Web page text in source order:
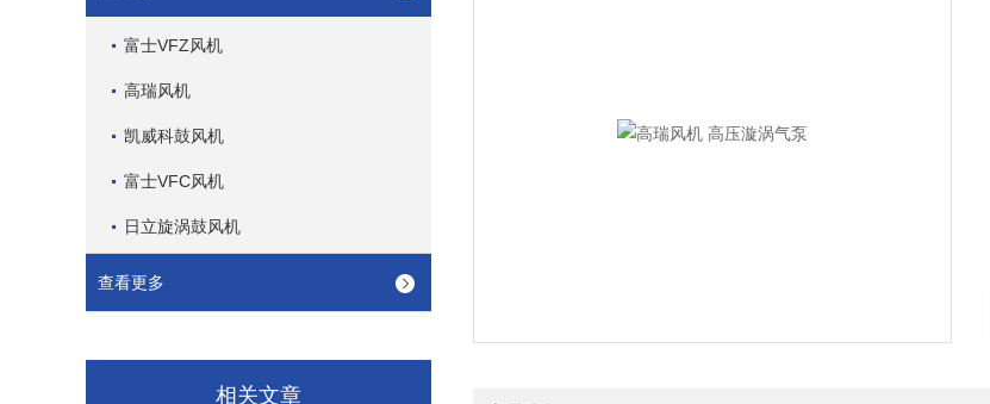
富士VFZ风机
高瑞风机
凯威科鼓风机
富士VFC风机
日立旋涡鼓风机
查看更多
相关文章